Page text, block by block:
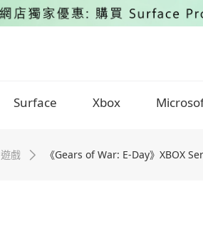
Surface Xbox
遊戲 《Gears of War: E-Day》XBOX